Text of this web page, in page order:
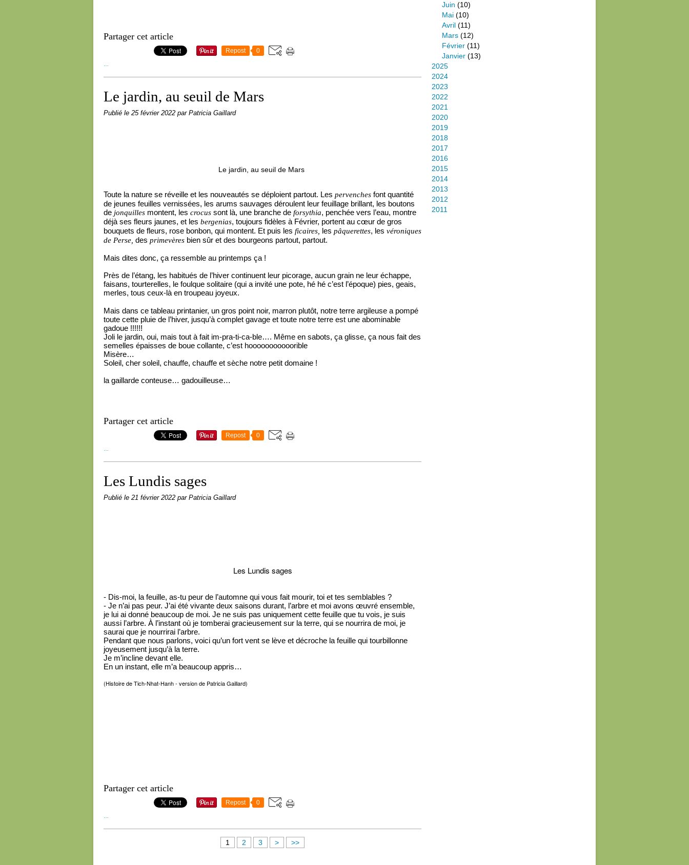
Partager cet article
Repost 0
Le jardin, au seuil de Mars
Publié le 25 février 2022 par Patricia Gaillard
Le jardin, au seuil de Mars
Toute la nature se réveille et les nouveautés se déploient partout. Les pervenches font quantité
de jeunes feuilles vernissées, les arums sauvages déroulent leur feuillage brillant, les boutons
de jonquilles montent, les crocus sont là, une branche de forsythia, penchée vers l’eau, montre
déjà ses fleurs jaunes, et les bergenias, toujours fidèles à Février, portent au cœur de gros
bouquets de fleurs, rose bonbon, qui montent. Et puis les ficaires, les pâquerettes, les véroniques
de Perse, des primevères bien sûr et des bourgeons partout, partout.
Mais dites donc, ça ressemble au printemps ça !
Près de l’étang, les habitués de l’hiver continuent leur picorage, aucun grain ne leur échappe,
faisans, tourterelles, le foulque solitaire (qui a invité une pote, hé hé c’est l’époque) pies, geais,
merles, tous ceux-là en troupeau joyeux.
Mais dans ce tableau printanier, un gros point noir, marron plutôt, notre terre argileuse a pompé
toute cette pluie de l’hiver, jusqu’à complet gavage et toute notre terre est une abominable
gadoue !!!!!!
Joli le jardin, oui, mais tout à fait im-pra-ti-ca-ble…. Même en sabots, ça glisse, ça nous fait des
semelles épaisses de boue collante, c’est hooooooooooorible
Misère…
Soleil, cher soleil, chauffe, chauffe et sèche notre petit domaine !
la gaillarde conteuse… gadouilleuse…
Partager cet article
Repost 0
Les Lundis sages
Publié le 21 février 2022 par Patricia Gaillard
Les Lundis sages
- Dis-moi, la feuille, as-tu peur de l’automne qui vous fait mourir, toi et tes semblables ?
- Je n’ai pas peur. J’ai été vivante deux saisons durant, l’arbre et moi avons œuvré ensemble,
je lui ai donné beaucoup de moi. Je ne suis pas uniquement cette feuille que tu vois, je suis
aussi l’arbre. À l’instant où je tomberai gracieusement sur la terre, qui se nourrira de moi, je
saurai que je nourrirai l’arbre.
Pendant que nous parlons, voici qu’un fort vent se lève et décroche la feuille qui tourbillonne
joyeusement jusqu’à la terre.
Je m’incline devant elle.
En un instant, elle m’a beaucoup appris…
(Histoire de Tich-Nhat-Hanh - version de Patricia Gaillard)
Partager cet article
Repost 0
…
1 2 3 > >>
Juin (10)
Mai (10)
Avril (11)
Mars (12)
Février (11)
Janvier (13)
2025
2024
2023
2022
2021
2020
2019
2018
2017
2016
2015
2014
2013
2012
2011